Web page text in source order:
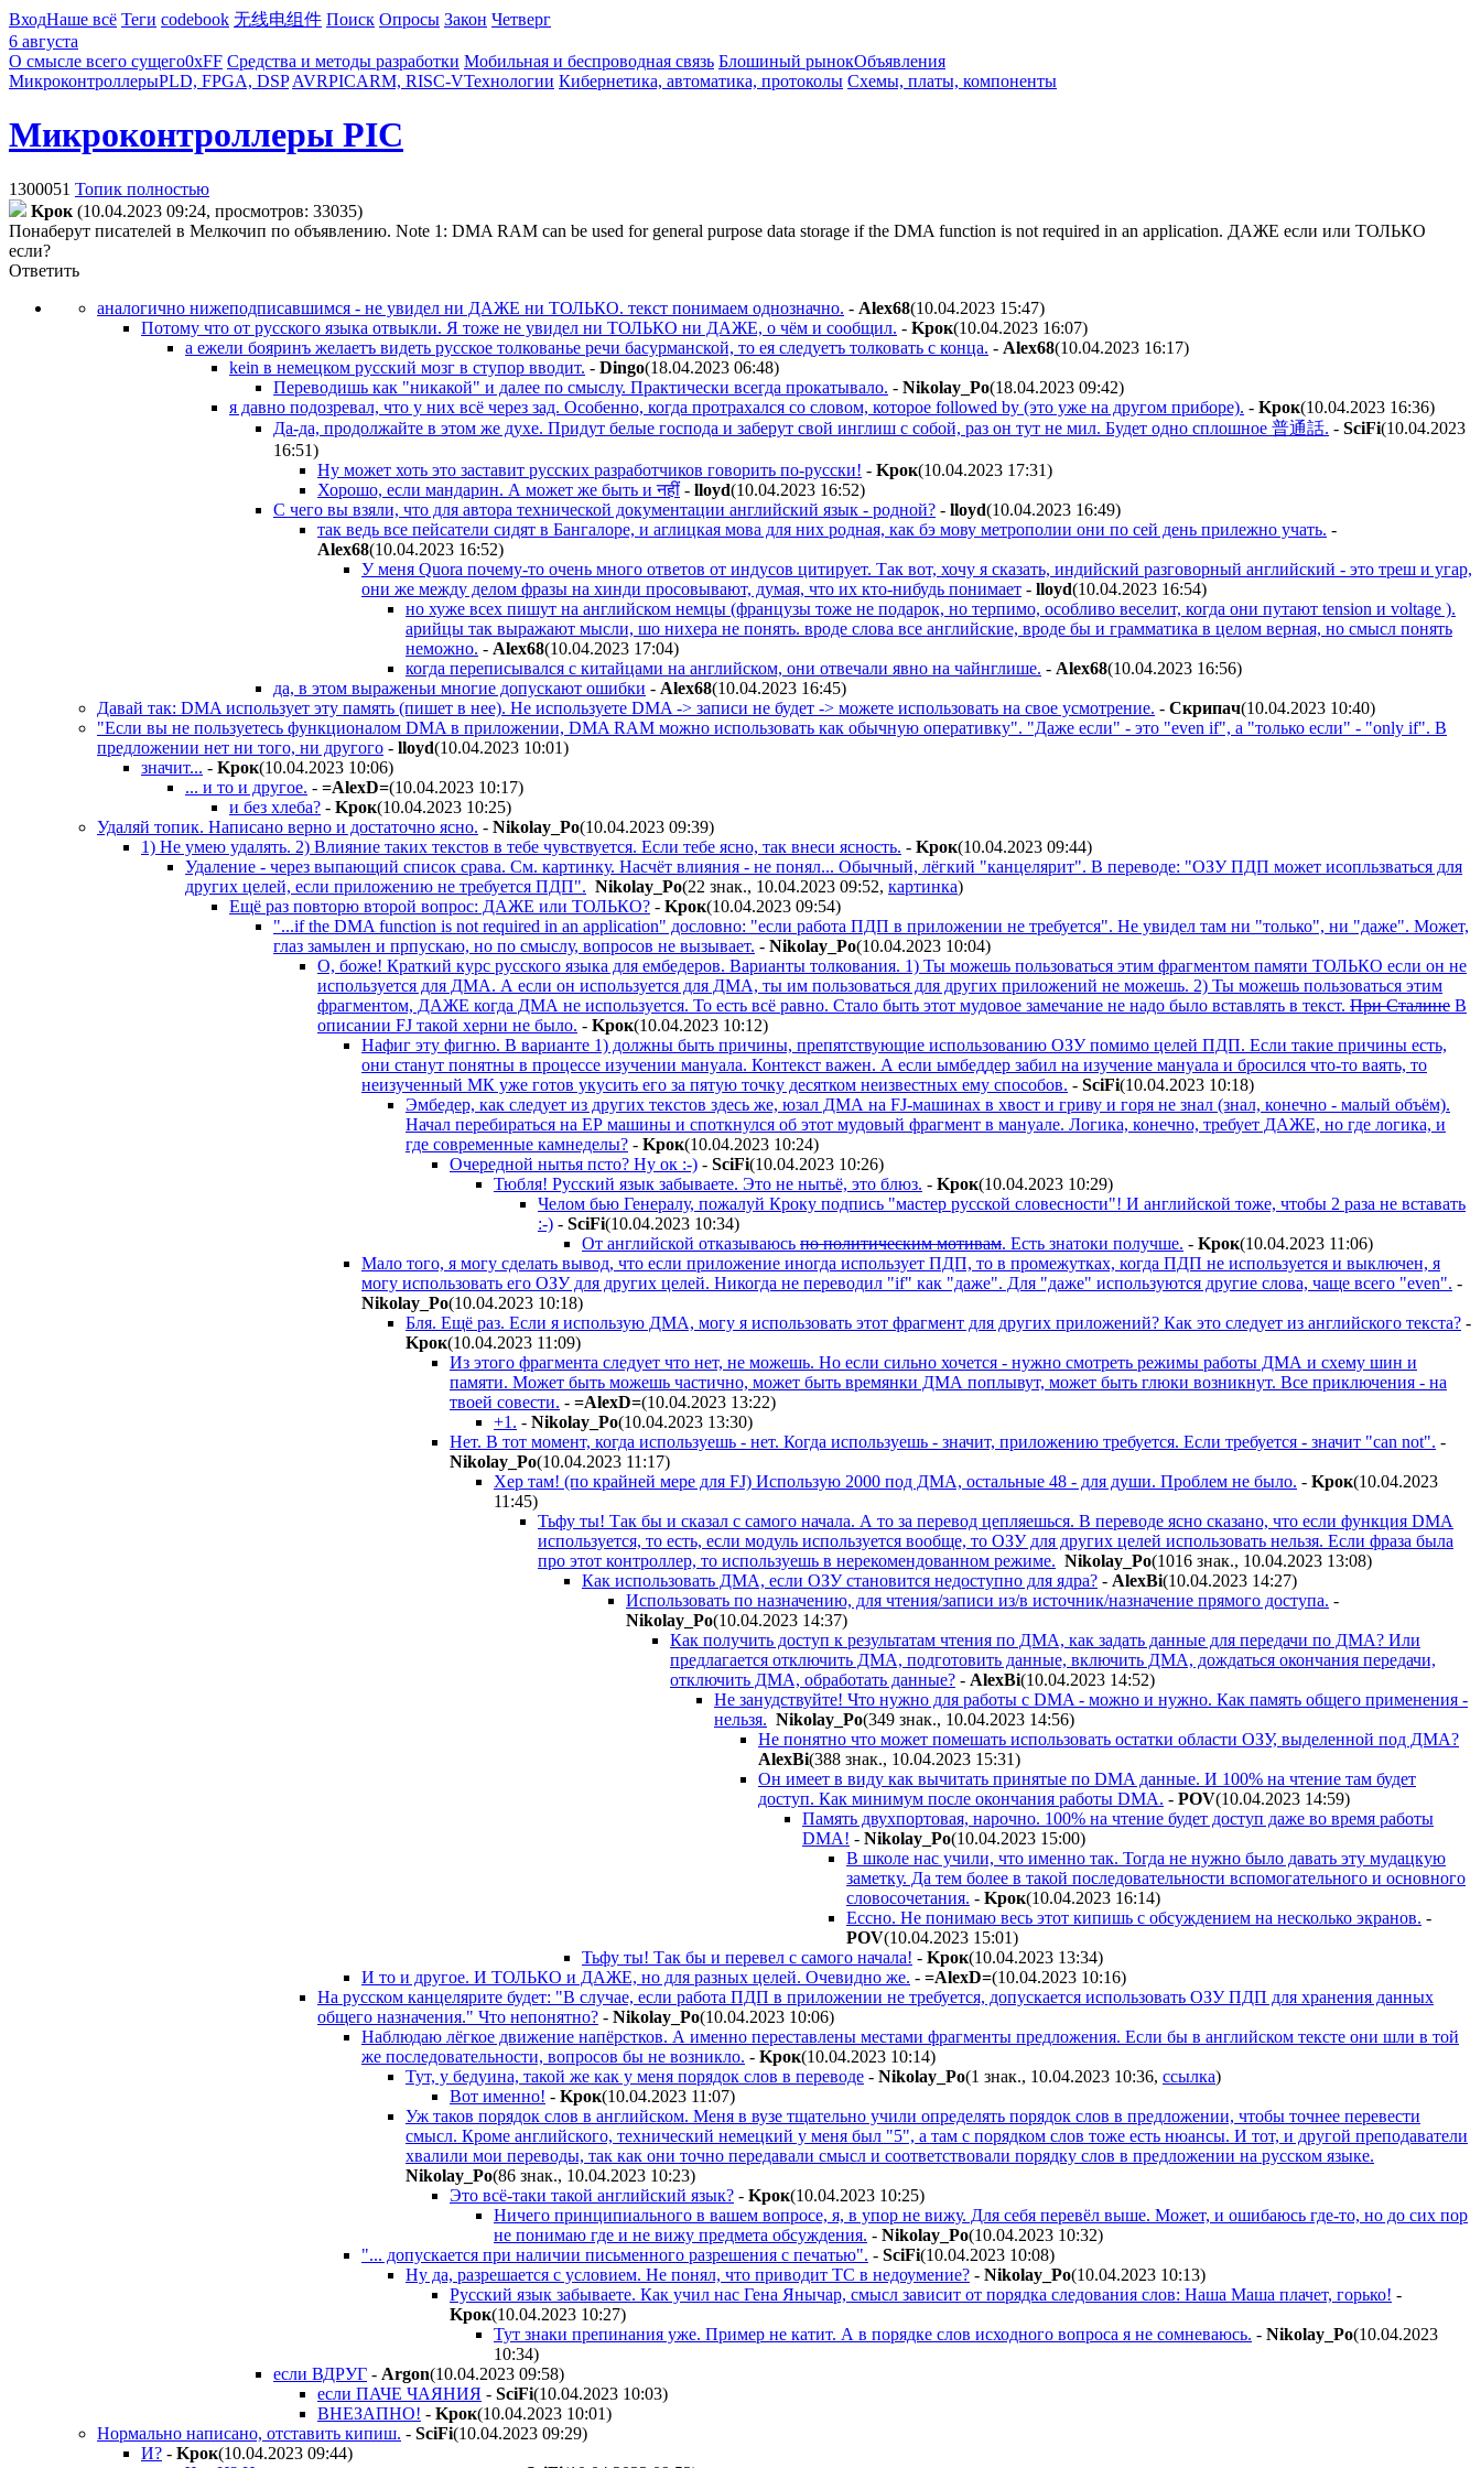
ВходНаше всё Теги codebook 无线电组件 Поиск Опросы Закон Четверг
6 августа
О смысле всего сущего0xFF Средства и методы разработки Мобильная и беспроводная связь Блошиный рынокОбъявления
МикроконтроллерыPLD, FPGA, DSP AVRPICARM, RISC-VТехнологии Кибернетика, автоматика, протоколы Схемы, платы, компоненты
Микроконтроллеры PIC
1300051 Топик полностью
Kpoк (10.04.2023 09:24, просмотров: 33035)
Понаберут писателей в Мелкочип по объявлению. Note 1: DMA RAM can be used for general purpose data storage if the DMA function is not required in an application. ДАЖЕ если или ТОЛЬКО
если?
Ответить
аналогично нижеподписавшимся - не увидел ни ДАЖЕ ни ТОЛЬКО. текст понимаем однозначно. - Alex68(10.04.2023 15:47)
Потому что от русского языка отвыкли. Я тоже не увидел ни ТОЛЬКО ни ДАЖЕ, о чём и сообщил. - Kpoк(10.04.2023 16:07)
а ежели бояринъ желаетъ видеть русское толкованье речи басурманской, то ея следуетъ толковать с конца. - Alex68(10.04.2023 16:17)
kein в немецком русский мозг в ступор вводит. - Dingo(18.04.2023 06:48)
Переводишь как "никакой" и далее по смыслу. Практически всегда прокатывало. - Nikolay_Po(18.04.2023 09:42)
я давно подозревал, что у них всё через зад. Особенно, когда протрахался со словом, которое followed by (это уже на другом приборе). - Kpoк(10.04.2023 16:36)
Да-да, продолжайте в этом же духе. Придут белые господа и заберут свой инглиш с собой, раз он тут не мил. Будет одно сплошное 普通話. - SciFi(10.04.2023
16:51)
Ну может хоть это заставит русских разработчиков говорить по-русски! - Kpoк(10.04.2023 17:31)
Хорошо, если мандарин. А может же быть и नहीं - lloyd(10.04.2023 16:52)
С чего вы взяли, что для автора технической документации английский язык - родной? - lloyd(10.04.2023 16:49)
так ведь все пейсатели сидят в Бангалоре, и аглицкая мова для них родная, как бэ мову метрополии они по сей день прилежно учать. -
Alex68(10.04.2023 16:52)
У меня Quora почему-то очень много ответов от индусов цитирует. Так вот, хочу я сказать, индийский разговорный английский - это треш и угар,
они же между делом фразы на хинди просовывают, думая, что их кто-нибудь понимает - lloyd(10.04.2023 16:54)
но хуже всех пишут на английском немцы (французы тоже не подарок, но терпимо, особливо веселит, когда они путают tension и voltage ).
арийцы так выражают мысли, шо нихера не понять. вроде слова все английские, вроде бы и грамматика в целом верная, но смысл понять
неможно. - Alex68(10.04.2023 17:04)
когда переписывался с китайцами на английском, они отвечали явно на чайнглише. - Alex68(10.04.2023 16:56)
да, в этом выраженьи многие допускают ошибки - Alex68(10.04.2023 16:45)
Давай так: DMA использует эту память (пишет в нее). Не используете DMA -> записи не будет -> можете использовать на свое усмотрение. - Cкpипaч(10.04.2023 10:40)
"Если вы не пользуетесь функционалом DMA в приложении, DMA RAM можно использовать как обычную оперативку". "Даже если" - это "even if", а "только если" - "only if". В
предложении нет ни того, ни другого - lloyd(10.04.2023 10:01)
значит... - Kpoк(10.04.2023 10:06)
... и то и другое. - =AlexD=(10.04.2023 10:17)
и без хлеба? - Kpoк(10.04.2023 10:25)
Удаляй топик. Написано верно и достаточно ясно. - Nikolay_Po(10.04.2023 09:39)
1) Не умею удалять. 2) Влияние таких текстов в тебе чувствуется. Если тебе ясно, так внеси ясность. - Kpoк(10.04.2023 09:44)
Удаление - через выпающий список срава. См. картинку. Насчёт влияния - не понял... Обычный, лёгкий "канцелярит". В переводе: "ОЗУ ПДП может исопльзваться для
других целей, если приложению не требуется ПДП". Nikolay_Po(22 знак., 10.04.2023 09:52, картинка)
Ещё раз повторю второй вопрос: ДАЖЕ или ТОЛЬКО? - Kpoк(10.04.2023 09:54)
"...if the DMA function is not required in an application" дословно: "если работа ПДП в приложении не требуется". Не увидел там ни "только", ни "даже". Может,
глаз замылен и прпускаю, но по смыслу, вопросов не вызывает. - Nikolay_Po(10.04.2023 10:04)
О, боже! Краткий курс русского языка для ембедеров. Варианты толкования. 1) Ты можешь пользоваться этим фрагментом памяти ТОЛЬКО если он не
используется для ДМА. А если он используется для ДМА, ты им пользоваться для других приложений не можешь. 2) Ты можешь пользоваться этим
фрагментом, ДАЖЕ когда ДМА не используется. То есть всё равно. Стало быть этот мудовое замечание не надо было вставлять в текст. При Сталине В
описании FJ такой херни не было. - Kpoк(10.04.2023 10:12)
Нафиг эту фигню. В варианте 1) должны быть причины, препятствующие использованию ОЗУ помимо целей ПДП. Если такие причины есть,
они станут понятны в процессе изучении мануала. Контекст важен. А если ымбеддер забил на изучение мануала и бросился что-то ваять, то
неизученный МК уже готов укусить его за пятую точку десятком неизвестных ему способов. - SciFi(10.04.2023 10:18)
Эмбедер, как следует из других текстов здесь же, юзал ДМА на FJ-машинах в хвост и гриву и горя не знал (знал, конечно - малый объём).
Начал перебираться на ЕР машины и споткнулся об этот мудовый фрагмент в мануале. Логика, конечно, требует ДАЖЕ, но где логика, и
где современные камнеделы? - Kpoк(10.04.2023 10:24)
Очередной нытья псто? Ну ок :-) - SciFi(10.04.2023 10:26)
Тюбля! Русский язык забываете. Это не нытьё, это блюз. - Kpoк(10.04.2023 10:29)
Челом бью Генералу, пожалуй Кроку подпись "мастер русской словесности"! И английской тоже, чтобы 2 раза не вставать
:-) - SciFi(10.04.2023 10:34)
От английской отказываюсь по политическим мотивам. Есть знатоки получше. - Kpoк(10.04.2023 11:06)
Мало того, я могу сделать вывод, что если приложение иногда использует ПДП, то в промежутках, когда ПДП не используется и выключен, я
могу использовать его ОЗУ для других целей. Никогда не переводил "if" как "даже". Для "даже" используются другие слова, чаще всего "even". -
Nikolay_Po(10.04.2023 10:18)
Бля. Ещё раз. Если я использую ДМА, могу я использовать этот фрагмент для других приложений? Как это следует из английского текста? -
Kpoк(10.04.2023 11:09)
Из этого фрагмента следует что нет, не можешь. Но если сильно хочется - нужно смотреть режимы работы ДМА и схему шин и
памяти. Может быть можешь частично, может быть времянки ДМА поплывут, может быть глюки возникнут. Все приключения - на
твоей совести. - =AlexD=(10.04.2023 13:22)
+1. - Nikolay_Po(10.04.2023 13:30)
Нет. В тот момент, когда используешь - нет. Когда используешь - значит, приложению требуется. Если требуется - значит "can not". -
Nikolay_Po(10.04.2023 11:17)
Хер там! (по крайней мере для FJ) Использую 2000 под ДМА, остальные 48 - для души. Проблем не было. - Kpoк(10.04.2023
11:45)
Тьфу ты! Так бы и сказал с самого начала. А то за перевод цепляешься. В переводе ясно сказано, что если функция DMA
используется, то есть, если модуль используется вообще, то ОЗУ для других целей использовать нельзя. Если фраза была
про этот контроллер, то используешь в нерекомендованном режиме. Nikolay_Po(1016 знак., 10.04.2023 13:08)
Как использовать ДМА, если ОЗУ становится недоступно для ядра? - AlexBi(10.04.2023 14:27)
Использовать по назначению, для чтения/записи из/в источник/назначение прямого доступа. -
Nikolay_Po(10.04.2023 14:37)
Как получить доступ к результатам чтения по ДМА, как задать данные для передачи по ДМА? Или
предлагается отключить ДМА, подготовить данные, включить ДМА, дождаться окончания передачи,
отключить ДМА, обработать данные? - AlexBi(10.04.2023 14:52)
Не занудствуйте! Что нужно для работы с DMA - можно и нужно. Как память общего применения -
нельзя. Nikolay_Po(349 знак., 10.04.2023 14:56)
Не понятно что может помешать использовать остатки области ОЗУ, выделенной под ДМА?
AlexBi(388 знак., 10.04.2023 15:31)
Он имеет в виду как вычитать принятые по DMA данные. И 100% на чтение там будет
доступ. Как минимум после окончания работы DMA. - POV(10.04.2023 14:59)
Память двухпортовая, нарочно. 100% на чтение будет доступ даже во время работы
DMA! - Nikolay_Po(10.04.2023 15:00)
В школе нас учили, что именно так. Тогда не нужно было давать эту мудацкую
заметку. Да тем более в такой последовательности вспомогательного и основного
словосочетания. - Kpoк(10.04.2023 16:14)
Ессно. Не понимаю весь этот кипишь с обсуждением на несколько экранов. -
POV(10.04.2023 15:01)
Тьфу ты! Так бы и перевел с самого начала! - Kpoк(10.04.2023 13:34)
И то и другое. И ТОЛЬКО и ДАЖЕ, но для разных целей. Очевидно же. - =AlexD=(10.04.2023 10:16)
На русском канцелярите будет: "В случае, если работа ПДП в приложении не требуется, допускается использовать ОЗУ ПДП для хранения данных
общего назначения." Что непонятно? - Nikolay_Po(10.04.2023 10:06)
Наблюдаю лёгкое движение напёрстков. А именно переставлены местами фрагменты предложения. Если бы в английском тексте они шли в той
же последовательности, вопросов бы не возникло. - Kpoк(10.04.2023 10:14)
Тут, у бедуина, такой же как у меня порядок слов в переводе - Nikolay_Po(1 знак., 10.04.2023 10:36, ссылка)
Вот именно! - Kpoк(10.04.2023 11:07)
Уж таков порядок слов в английском. Меня в вузе тщательно учили определять порядок слов в предложении, чтобы точнее перевести
смысл. Кроме английского, технический немецкий у меня был "5", а там с порядком слов тоже есть нюансы. И тот, и другой преподаватели
хвалили мои переводы, так как они точно передавали смысл и соответствовали порядку слов в предложении на русском языке.
Nikolay_Po(86 знак., 10.04.2023 10:23)
Это всё-таки такой английский язык? - Kpoк(10.04.2023 10:25)
Ничего принципиального в вашем вопросе, я, в упор не вижу. Для себя перевёл выше. Может, и ошибаюсь где-то, но до сих пор
не понимаю где и не вижу предмета обсуждения. - Nikolay_Po(10.04.2023 10:32)
"... допускается при наличии письменного разрешения с печатью". - SciFi(10.04.2023 10:08)
Ну да, разрешается с условием. Не понял, что приводит ТС в недоумение? - Nikolay_Po(10.04.2023 10:13)
Русский язык забываете. Как учил нас Гена Янычар, смысл зависит от порядка следования слов: Наша Маша плачет, горько! -
Kpoк(10.04.2023 10:27)
Тут знаки препинания уже. Пример не катит. А в порядке слов исходного вопроса я не сомневаюсь. - Nikolay_Po(10.04.2023
10:34)
если ВДРУГ - Argon(10.04.2023 09:58)
если ПАЧЕ ЧАЯНИЯ - SciFi(10.04.2023 10:03)
ВНЕЗАПНО! - Kpoк(10.04.2023 10:01)
Нормально написано, отставить кипиш. - SciFi(10.04.2023 09:29)
И? - Kpoк(10.04.2023 09:44)